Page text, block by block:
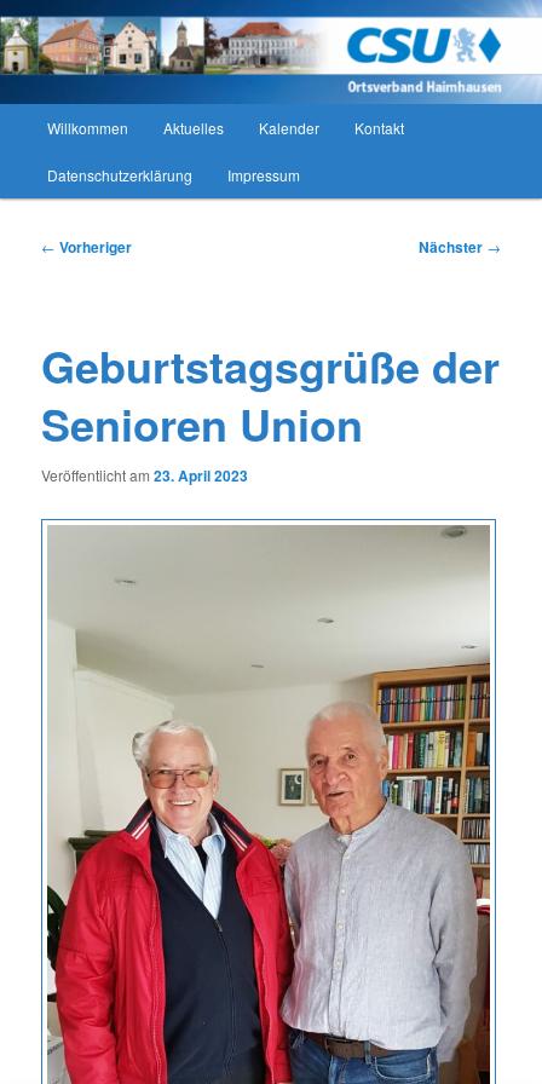
Zum
primären
Inhalt
CSU Ortsverband Haimhausen
CSU Ortsverband Haimhausen
Willkommen Aktuelles Kalender Kontakt
Datenschutzerklärung Impressum
Beitragsnavigation
← Vorheriger Nächster →
Geburtstagsgrüße der
Senioren Union
Veröffentlicht am23. April 2023